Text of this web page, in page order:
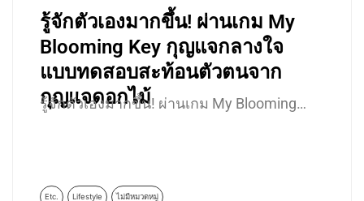
รู้จักตัวเองมากขึ้น! ผ่านเกม My
Blooming Key กุญแจกลางใจ
แบบทดสอบสะท้อนตัวตนจาก
กุญแจดอกไม้
รู้จักตัวเองมากขึ้น! ผ่านเกม My Blooming…
Etc. Lifestyle ไม่มีหมวดหมู่